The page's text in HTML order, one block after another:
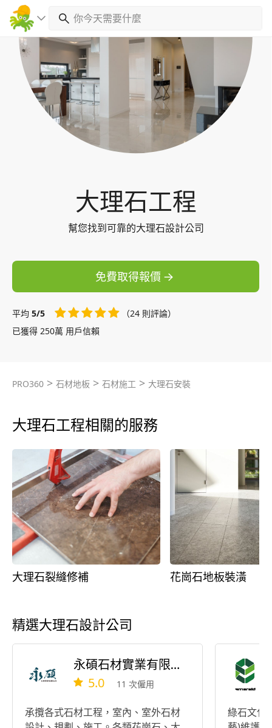
大理石工程
幫您找到可靠的大理石設計公司
免費取得報價
平均 5/5
（24 則評論）
已獲得 250萬 用戶信賴
PRO360 > 石材地板 > 石材施工 > 大理石安裝
大理石工程相關的服務
大理石裂縫修補 花崗石地板裝潢
精選大理石設計公司
永碩石材實業有限公司
5.0 11 次僱用
承攬各式石材工程，室內、室外石材
綠石文化